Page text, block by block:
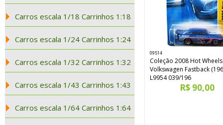
Carros escala 1/18 Carrinhos 1:18
Carros escala 1/24 Carrinhos 1:24
Carros escala 1/32 Carrinhos 1:32
Carros escala 1/43 Carrinhos 1:43
Carros escala 1/64 Carrinhos 1:64
09514
Coleção 2008 Hot Wheels
Volkswagen Fastback
L9954 039/196
R$ 90,00